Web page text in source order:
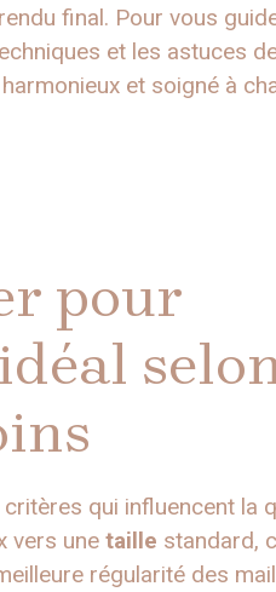
final. Pour vous
et les astuces
et soigné à
pour
qui influencent la
vers une taille standard,
régularité des